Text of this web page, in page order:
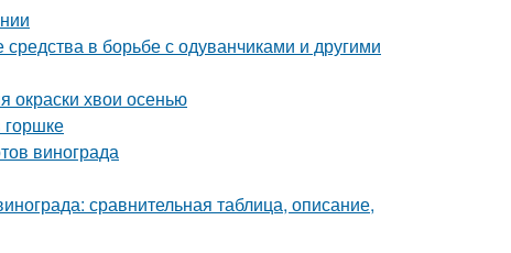
в борьбе с одуванчиками и другими
окраски хвои осенью
винограда
сравнительная таблица, описание,